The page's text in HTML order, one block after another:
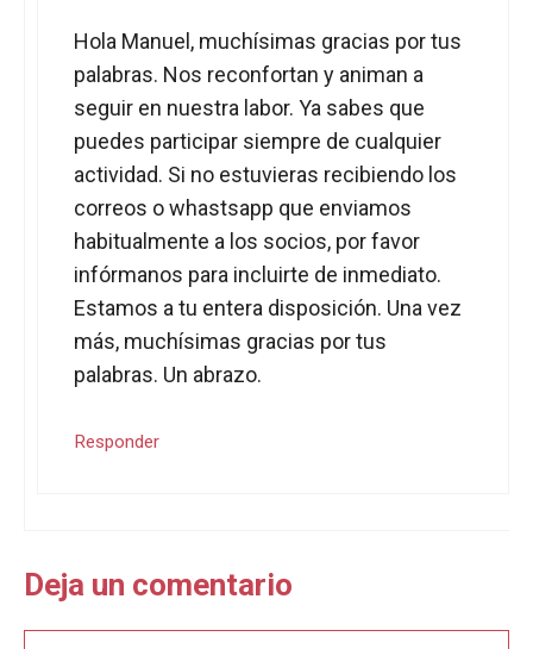
Hola Manuel, muchísimas gracias por tus
palabras. Nos reconfortan y animan a
seguir en nuestra labor. Ya sabes que
puedes participar siempre de cualquier
actividad. Si no estuvieras recibiendo los
correos o whastsapp que enviamos
habitualmente a los socios, por favor
infórmanos para incluirte de inmediato.
Estamos a tu entera disposición. Una vez
más, muchísimas gracias por tus
palabras. Un abrazo.
Responder
Deja un comentario